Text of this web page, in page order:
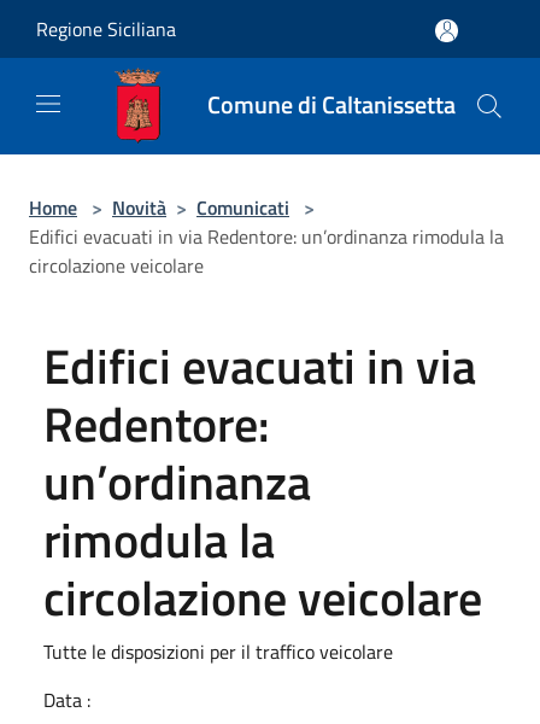
Regione Siciliana
Comune di Caltanissetta
Home > Novità > Comunicati >
Edifici evacuati in via Redentore: un’ordinanza rimodula la
circolazione veicolare
Edifici evacuati in via
Redentore:
un’ordinanza
rimodula la
circolazione veicolare
Tutte le disposizioni per il traffico veicolare
Data :